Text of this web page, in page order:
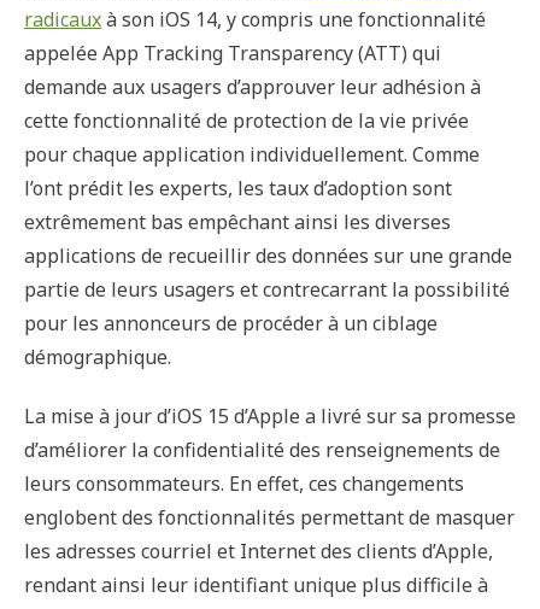
radicauxà son iOS 14, y compris une fonctionnalité
appelée App Tracking Transparency (ATT) qui
demande aux usagers d’approuver leur adhésion à
cette fonctionnalité de protection de la vie privée
pour chaque application individuellement. Comme
l’ont prédit les experts, les taux d’adoption sont
extrêmement bas empêchant ainsi les diverses
applications de recueillir des données sur une grande
partie de leurs usagers et contrecarrant la possibilité
pour les annonceurs de procéder à un ciblage
démographique.
La mise à jour d’iOS 15 d’Apple a livré sur sa promesse
d’améliorer la confidentialité des renseignements de
leurs consommateurs. En effet, ces changements
englobent des fonctionnalités permettant de masquer
les adresses courriel et Internet des clients d’Apple,
rendant ainsi leur identifiant unique plus difficile à